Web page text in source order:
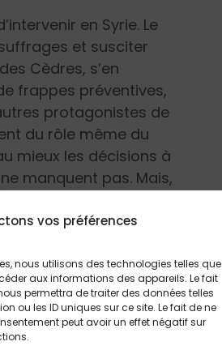
vos préférences
nous utilisons des technologies telles que
aux informations des appareils. Le fait
permettra de traiter des données telles
ou les ID uniques sur ce site. Le fait de ne
peut avoir un effet négatif sur
en Syrie. Le
et susciter
Cèdres, s’en
frappes préventives,
protagonistes de
du rôle même du
mieux les décisions à
manquent pas. Mais,
en France ! Pas en
en Irak ! Et,
Liban et des
eux aujourd’hui. Que
de facto à
victimes désignées.
et de jeûne.